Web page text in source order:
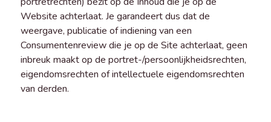
Website achterlaat. Je garandeert dus dat de
weergave, publicatie of indiening van een
Consumentenreview die je op de Site achterlaat, geen
inbreuk maakt op de portret-/persoonlijkheidsrechten,
eigendomsrechten of intellectuele eigendomsrechten
van derden.